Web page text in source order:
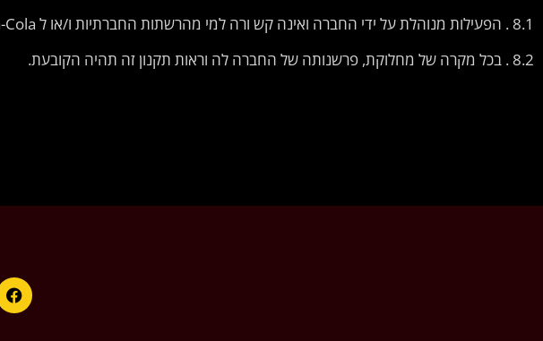
8.1 . הפעילות מנוהלת על ידי החברה ואינה קש ורה למי מהרשתות החברתיות ו/או ל Coca-Cola .
8.2 . בכל מקרה של מחלוקת, פרשנותה של החברה לה וראות תקנון זה תהיה הקובעת.